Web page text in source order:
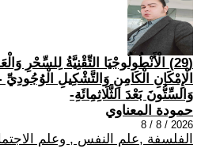
(29) الْأَنْطُولُوجْيَا التِّقْنِيَّةُ لِلسِّحْرِ
الْإِمْكَانِ الْكَامِنِ وَالتَّشْكِيلِ
وَالسِّتُّونَ بَعْدَ الثَّلَاثِمِائَةِ-
حمودة المعناوي
2026 / 8 / 8
الفلسفة ,علم النفس , وعلم